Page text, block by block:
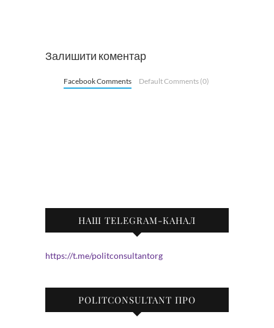
Залишити коментар
Facebook Comments Default Comments (0)
НАШ TELEGRAM-КАНАЛ
https://t.me/politconsultantorg
POLITCONSULTANT ПРО